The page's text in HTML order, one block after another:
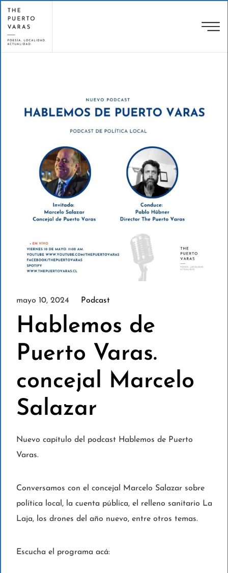
mayo 10, 2024 Podcast
Hablemos de
Puerto Varas.
concejal Marcelo
Salazar
Nuevo capítulo del podcast Hablemos de Puerto
Varas.
Conversamos con el concejal Marcelo Salazar sobre
política local, la cuenta pública, el relleno sanitario La
Laja, los drones del año nuevo, entre otros temas.
Escucha el programa acá: